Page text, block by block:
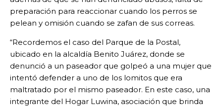
preparación para reaccionar cuando los perros se
pelean y omisión cuando se zafan de sus correas.
“Recordemos el caso del Parque de la Postal,
ubicado en la alcaldía Benito Juárez, donde se
denunció a un paseador que golpeó a una mujer que
intentó defender a uno de los lomitos que era
maltratado por el mismo paseador. En este caso, una
integrante del Hogar Luwina, asociación que brinda